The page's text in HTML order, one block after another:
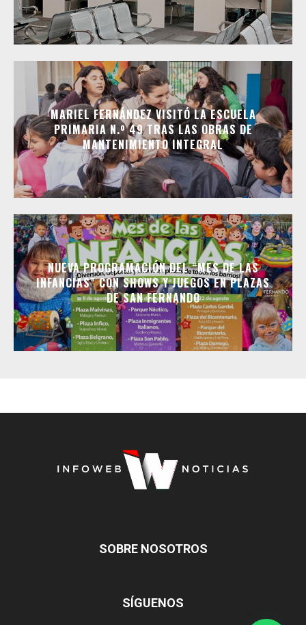
MARIEL FERNÁNDEZ VISITÓ LA ESCUELA
PRIMARIA N.º 49 TRAS LAS OBRAS DE
MANTENIMIENTO INTEGRAL
NUEVA PROGRAMACIÓN DEL “MES DE LAS
INFANCIAS” CON SHOWS Y JUEGOS EN PLAZAS
DE SAN FERNANDO
SOBRE NOSOTROS
SÍGUENOS